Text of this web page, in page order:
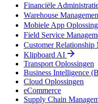
Financiële
Warehouse
Mobiele App
Field Service
Customer
Klipboard AI
Transport Oplossingen
Business Intelligence
Cloud Oplossingen
eCommerce
Supply Chain